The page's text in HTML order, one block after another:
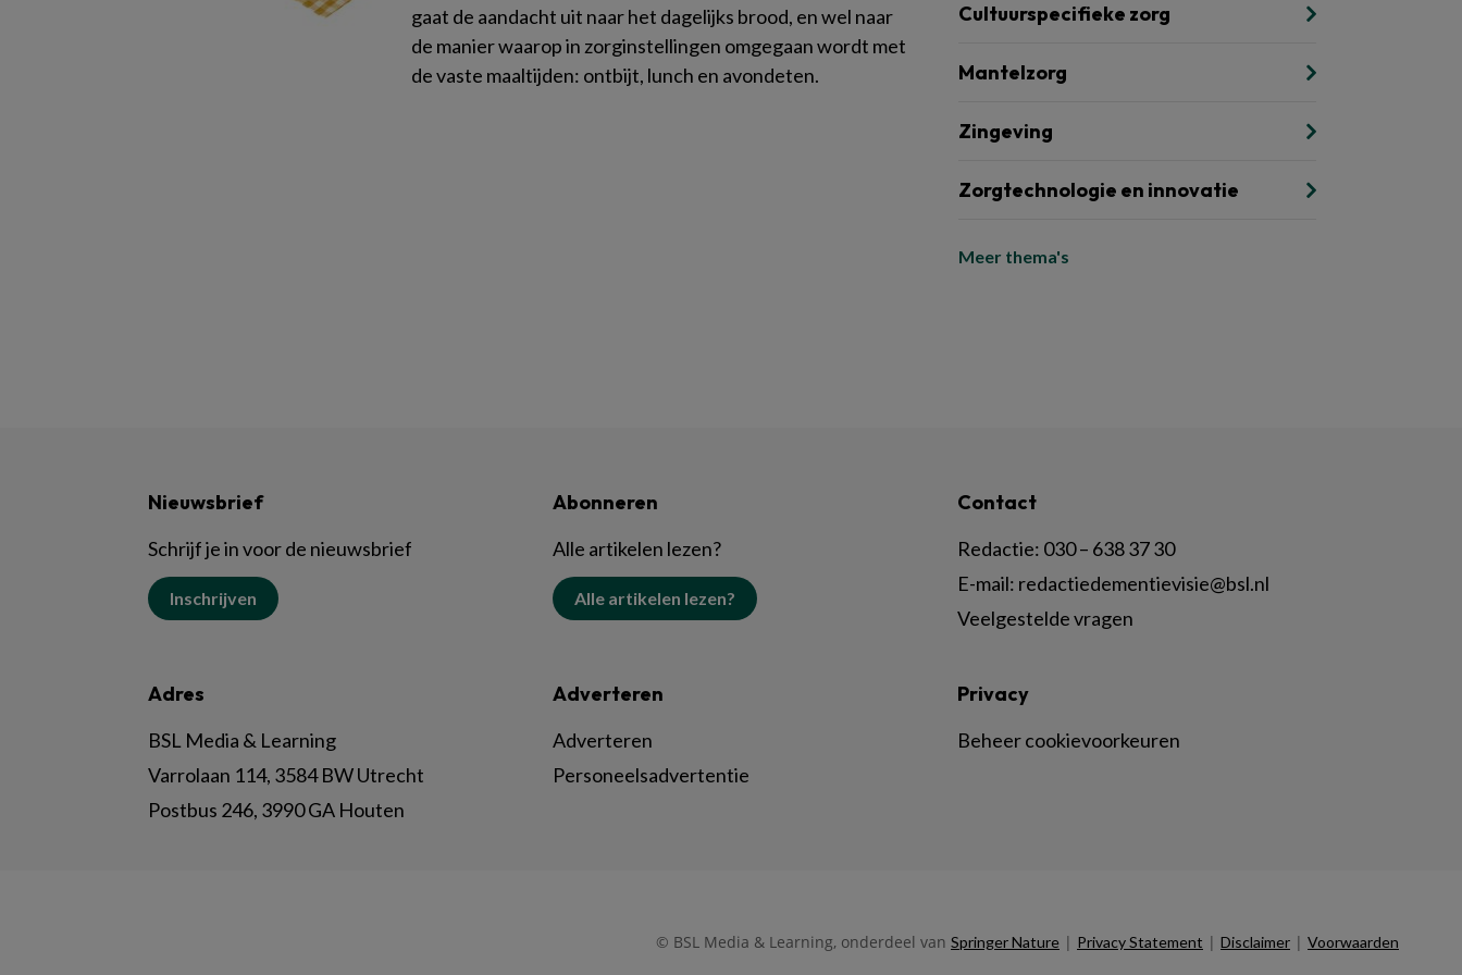
gaat de aandacht uit naar het dagelijks brood, en wel naar
de manier waarop in zorginstellingen omgegaan wordt met
de vaste maaltijden: ontbijt, lunch en avondeten.
Cultuurspecifieke zorg
Mantelzorg
Zingeving
Zorgtechnologie en innovatie
Meer thema's
Nieuwsbrief
Schrijf je in voor de nieuwsbrief
Inschrijven
Abonneren
Alle artikelen lezen?
Alle artikelen lezen?
Contact
Redactie: 030 – 638 37 30
E-mail: redactiedementievisie@bsl.nl
Veelgestelde vragen
Adres
BSL Media & Learning
Varrolaan 114, 3584 BW Utrecht
Postbus 246, 3990 GA Houten
Adverteren
Adverteren
Personeelsadvertentie
Privacy
Beheer cookievoorkeuren
© BSL Media & Learning, onderdeel van Springer Nature | Privacy Statement | Disclaimer | Voorwaarden